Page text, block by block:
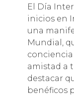
El Día
inicios en
una
Mundial,
amistad a
destacar
benéficos